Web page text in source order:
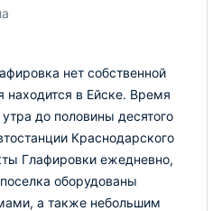
нет собственной
находится в Ейске. Время
до половины десятого
Краснодарского
Глафировки ежедневно,
оборудованы
а также небольшим